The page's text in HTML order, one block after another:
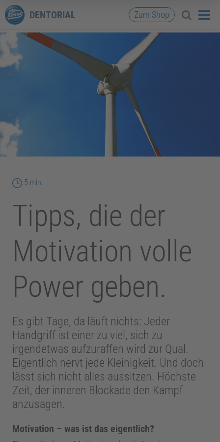
DENTORIAL Zum Shop
Lesedauer
5 min.
Tipps, die der
Motivation volle
Power geben.
Es gibt Tage, da läuft nichts: Jeder
Handgriff ist einer zu viel, sich zu
irgendetwas aufzuraffen wird zur Qual.
Eigentlich nervt jede Kleinigkeit. Und doch
lässt sich nicht alles aussitzen. Höchste
Zeit, der inneren Blockade den Kampf
anzusagen.
Motivation – was ist das eigentlich?